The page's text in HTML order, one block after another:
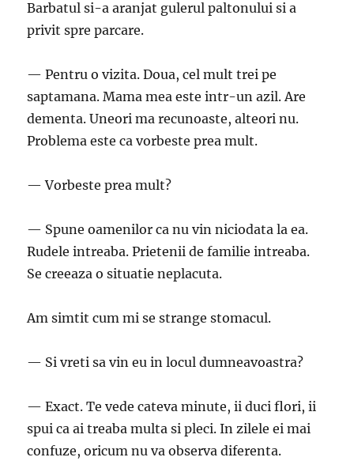
Barbatul si-a aranjat gulerul paltonului si a
privit spre parcare.
— Pentru o vizita. Doua, cel mult trei pe
saptamana. Mama mea este intr-un azil. Are
dementa. Uneori ma recunoaste, alteori nu.
Problema este ca vorbeste prea mult.
— Vorbeste prea mult?
— Spune oamenilor ca nu vin niciodata la ea.
Rudele intreaba. Prietenii de familie intreaba.
Se creeaza o situatie neplacuta.
Am simtit cum mi se strange stomacul.
— Si vreti sa vin eu in locul dumneavoastra?
— Exact. Te vede cateva minute, ii duci flori, ii
spui ca ai treaba multa si pleci. In zilele ei mai
confuze, oricum nu va observa diferenta.